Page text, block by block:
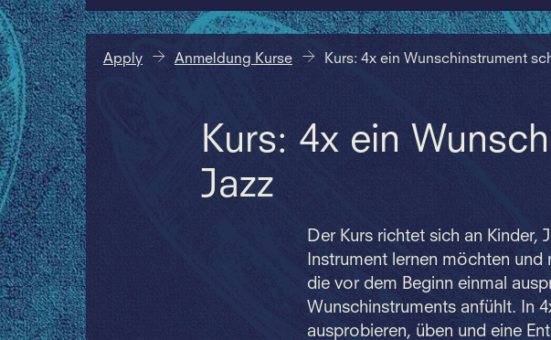
Apply Anmeldung Kurse Kurs: 4x ein Wunschinstrument
Kurs: 4x ein
Jazz
Der Kurs richtet sich an Kinder,
Instrument lernen möchten
die vor dem Beginn einmal
Wunschinstruments anfühlt. In
ausprobieren, üben und eine